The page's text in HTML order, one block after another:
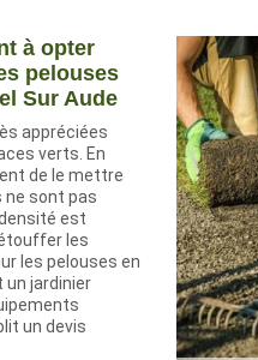
à opter
pelouses
Sur Aude
appréciées
verts. En
de le mettre
ne sont pas
est
les
les pelouses en
un jardinier
un devis